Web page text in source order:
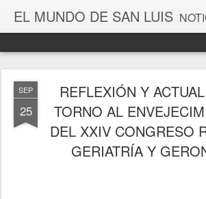
EL MUNDO DE SAN LUIS NOTICIAS.
SEP
25
REFLEXIÓN Y
TORNO AL
DEL XXIV CONGRESO
GERIATRÍA Y